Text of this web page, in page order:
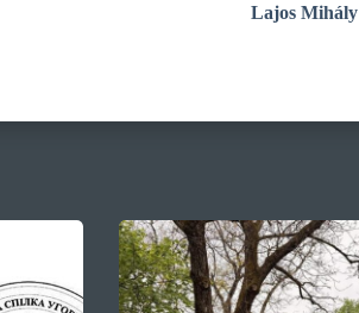
Lajos Mihály